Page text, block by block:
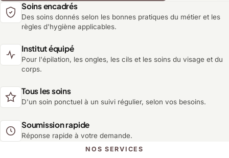
Soins encadrés
Des soins donnés selon les bonnes pratiques du métier et les
règles d'hygiène applicables.
Institut équipé
Pour l'épilation, les ongles, les cils et les soins du visage et du
corps.
Tous les soins
D'un soin ponctuel à un suivi régulier, selon vos besoins.
Soumission rapide
Réponse rapide à votre demande.
NOS SERVICES